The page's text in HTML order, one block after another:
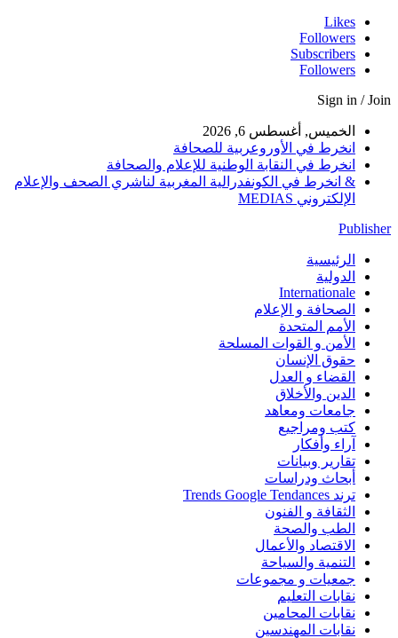
Likes
Followers
Subscribers
Followers
Sign in / Join
الخميس, أغسطس 6, 2026
انخرط في الأوروعربية للصحافة
انخرط في النقابة الوطنية للإعلام والصحافة
& انخرط في الكونفدرالية المغربية لناشري الصحف والإعلام
الإلكتروني MEDIAS
Publisher
الرئيسية
الدولية
Internationale
الصحافة و الإعلام
الأمم المتحدة
الأمن و القوات المسلحة
حقوق الإنسان
القضاء و العدل
الدين والأخلاق
جامعات ومعاهد
كتب ومراجيع
آراء وأفكار
تقارير وبيانات
أبحاث ودراسات
ترند Trends Google Tendances
الثقافة و الفنون
الطب والصحة
الاقتصاد والأعمال
التنمية والسياحة
جمعيات و مجموعات
نقابات التعليم
نقابات المحامين
نقابات المهندسين